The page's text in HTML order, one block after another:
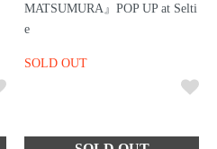
MATSUMURA』POP UP at Selti
e
SOLD OUT